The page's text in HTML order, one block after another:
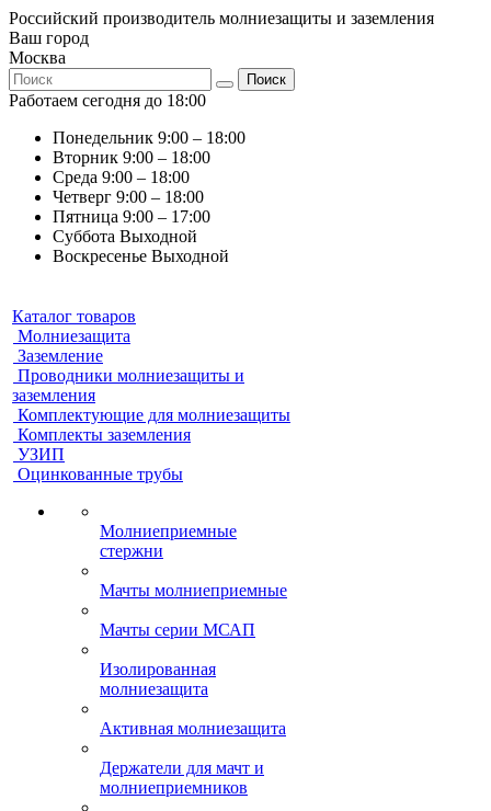
Российский производитель молниезащиты и заземления
Ваш город
Москва
Поиск
Работаем сегодня до 18:00
Понедельник 9:00 – 18:00
Вторник 9:00 – 18:00
Среда 9:00 – 18:00
Четверг 9:00 – 18:00
Пятница 9:00 – 17:00
Суббота Выходной
Воскресенье Выходной
Каталог товаров
Молниезащита
Заземление
Проводники молниезащиты и
заземления
Комплектующие для молниезащиты
Комплекты заземления
УЗИП
Оцинкованные трубы
Молниеприемные
стержни
Мачты молниеприемные
Мачты серии МСАП
Изолированная
молниезащита
Активная молниезащита
Держатели для мачт и
молниеприемников